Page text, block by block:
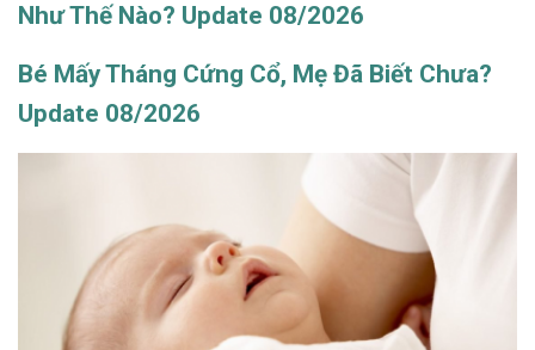
Như Thế Nào? Update 08/2026
Bé Mấy Tháng Cứng Cổ, Mẹ Đã Biết Chưa?
Update 08/2026